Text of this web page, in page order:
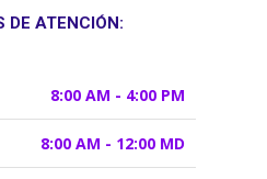
DE ATENCIÓN:
8:00 AM - 4:00 PM
8:00 AM - 12:00 MD